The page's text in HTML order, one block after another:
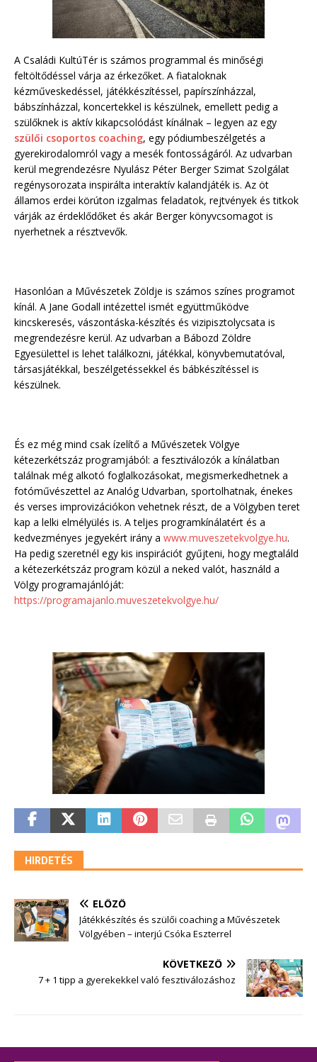
A Családi KultúTér is számos programmal és minőségi
feltöltődéssel várja az érkezőket. A fiataloknak
kézműveskedéssel, játékkészítéssel, papírszínházzal,
bábszínházzal, koncertekkel is készülnek, emellett pedig a
szülőknek is aktív kikapcsolódást kínálnak – legyen az egy
szülői csoportos coaching, egy pódiumbeszélgetés a
gyerekirodalomról vagy a mesék fontosságáról. Az udvarban
kerül megrendezésre Nyulász Péter Berger Szimat Szolgálat
regénysorozata inspirálta interaktív kalandjáték is. Az öt
államos erdei körúton izgalmas feladatok, rejtvények és titkok
várják az érdeklődőket és akár Berger könyvcsomagot is
nyerhetnek a résztvevők.
Hasonlóan a Művészetek Zöldje is számos színes programot
kínál. A Jane Godall intézettel ismét együttműködve
kincskeresés, vászontáska-készítés és vizipisztolycsata is
megrendezésre kerül. Az udvarban a Bábozd Zöldre
Egyesülettel is lehet találkozni, játékkal, könyvbemutatóval,
társasjátékkal, beszélgetéssekkel és bábkészítéssel is
készülnek.
És ez még mind csak ízelítő a Művészetek Völgye
kétezerkétszáz programjából: a fesztiválozók a kínálatban
találnak még alkotó foglalkozásokat, megismerkedhetnek a
fotóművészettel az Analóg Udvarban, sportolhatnak, énekes
és verses improvizációkon vehetnek részt, de a Völgyben teret
kap a lelki elmélyülés is. A teljes programkínálatért és a
kedvezményes jegyekért irány a www.muveszetekvolgye.hu.
Ha pedig szeretnél egy kis inspirációt gyűjteni, hogy megtaláld
a kétezerkétszáz program közül a neked valót, használd a
Völgy programajánlóját:
https://programajanlo.muveszetekvolgye.hu/
HIRDETÉS
ELŐZŐ
Játékkészítés és szülői coaching a Művészetek
Völgyében – interjú Csóka Eszterrel
KÖVETKEZŐ
7 + 1 tipp a gyerekekkel való fesztiválozáshoz